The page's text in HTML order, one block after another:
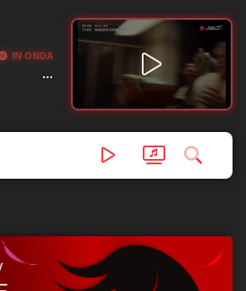
IN ONDA
...